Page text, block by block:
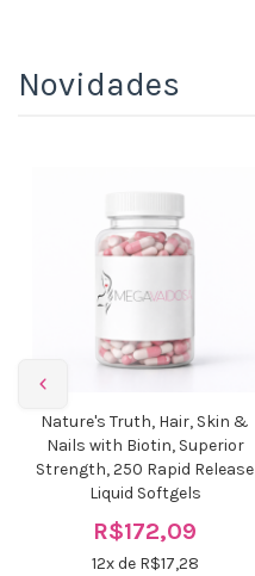
Novidades
Nature's Truth, Hair, Skin &
Nails with Biotin, Superior
Strength, 250 Rapid Release
Liquid Softgels
R$172,09
12x de R$17,28